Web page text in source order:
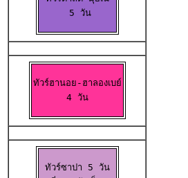
5 วัน
ทัวร์ฮานอย-ฮาลองเบย์
4 วัน
ทัวร์ซาปา 5 วัน